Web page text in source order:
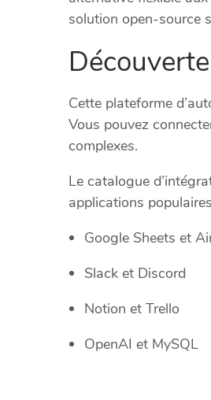
solution open-source
Cette plateforme
Vous pouvez
complexes.
Le catalogue
applications
Google Sheets et
Slack et Discord
Notion et Trello
OpenAI et MySQL